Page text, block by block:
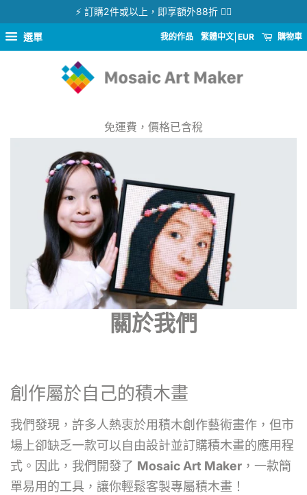
⚡ 訂購2件或以上，即享額外88折 👉🏻
選單 我的作品 繁體中文 EUR 購物車
免運費，價格已含稅
關於我們
創作屬於自己的積木畫
我們發現，許多人熱衷於用積木創作藝術畫作，但市
場上卻缺乏一款可以自由設計並訂購積木畫的應用程
式。因此，我們開發了 Mosaic Art Maker ，一款簡
單易用的工具，讓你輕鬆客製專屬積木畫！